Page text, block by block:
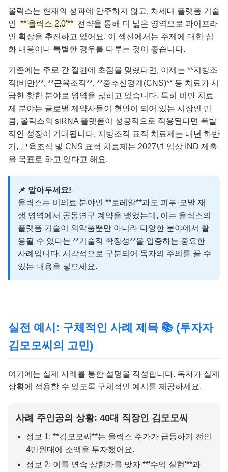
올릭스는 현재의 성과에 안주하지 않고, 차세대 플랫폼 기술
인 **'올릭스 2.0'** 전략을 통해 더 넓은 영역으로 파이프라
인 확장을 추진하고 있어요. 이 섹션에서는 주제에 대한 심
화 내용이나 특별한 경우를 다루는 것이 좋습니다.
기존에는 주로 간 질환에 초점을 맞췄다면, 이제는 **지방조
직(비만)**, **근육조직**, **중추신경계(CNS)** 등 치료가 시
급한 핫한 분야로 영역을 넓히고 있습니다. 특히 비만 치료
제 분야는 글로벌 제약사들이 혈안이 되어 있는 시장인 만
큼, 올릭스의 siRNA 플랫폼이 성공적으로 적용된다면 폭발
적인 성장이 기대됩니다. 지방조직 표적 치료제는 내년 하반
기, 근육조직 및 CNS 표적 치료제는 2027년 임상 IND 제출
을 목표로 하고 있다고 해요.
📌 알아두세요!
올릭스는 비의료 분야인 **로레알**과도 피부·모발 재
생 영역에서 공동연구 계약을 맺었는데, 이는 올릭스의
플랫폼 기술이 의약품뿐만 아니라 다양한 분야에서 활
용될 수 있다는 **기술적 확장성**을 입증하는 중요한
사례입니다. 시각적으로 구분되어 독자의 주의를 끌 수
있는 내용을 넣으세요.
실전 예시: 구체적인 사례 제목 📚 (투자자
김모모씨의 고민)
여기에는 실제 사례를 통한 설명을 작성합니다. 독자가 실제
상황에 적용할 수 있도록 구체적인 예시를 제공하세요.
사례 주인공의 상황: 40대 직장인 김모모씨
정보 1: **김모모씨**는 올릭스 주가가 급등하기 전인
4만원대에 소액을 투자했어요.
정보 2: 이틀 연속 상한가를 맞자 **'수익 실현'**과